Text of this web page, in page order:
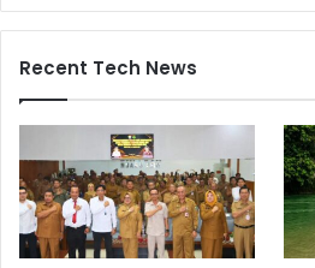
Recent Tech News